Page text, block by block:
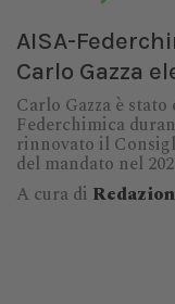
AISA-
Carlo Gazza
Carlo Gazza è
Federchimica
rinnovato il
del mandato nel
A cura di